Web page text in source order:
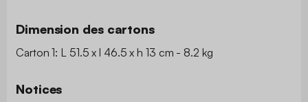
Dimension des cartons
Carton 1: L 51.5 x l 46.5 x h 13 cm - 8.2 kg
Notices